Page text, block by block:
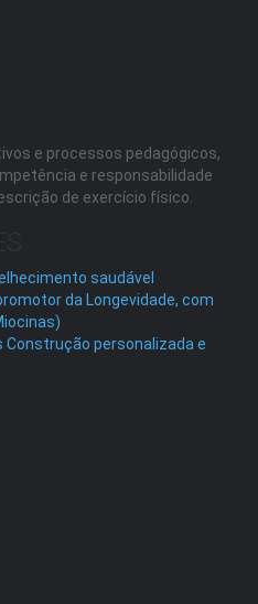
e processos pedagógicos,
e responsabilidade
de exercício físico.
saudável
da Longevidade, com
Construção personalizada e